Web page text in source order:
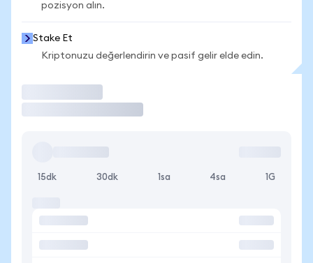
pozisyon alın.
Stake Et
Kriptonuzu değerlendirin ve pasif gelir elde edin.
15dk 30dk 1sa 4sa 1G